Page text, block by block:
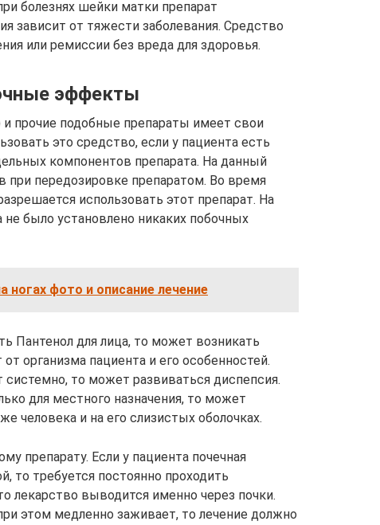
болезнях шейки матки препарат
зависит от тяжести заболевания. Средство
или ремиссии без вреда для здоровья.
эффекты
прочие подобные препараты имеет свои
это средство, если у пациента есть
компонентов препарата. На данный
при передозировке препаратом. Во время
использовать этот препарат. На
было установлено никаких побочных
ногах фото и описание лечение
Пантенол для лица, то может возникать
организма пациента и его особенностей.
системно, то может развиваться диспепсия.
для местного назначения, то может
человека и на его слизистых оболочках.
препарату. Если у пациента почечная
то требуется постоянно проходить
лекарство выводится именно через почки.
этом медленно заживает, то лечение должно